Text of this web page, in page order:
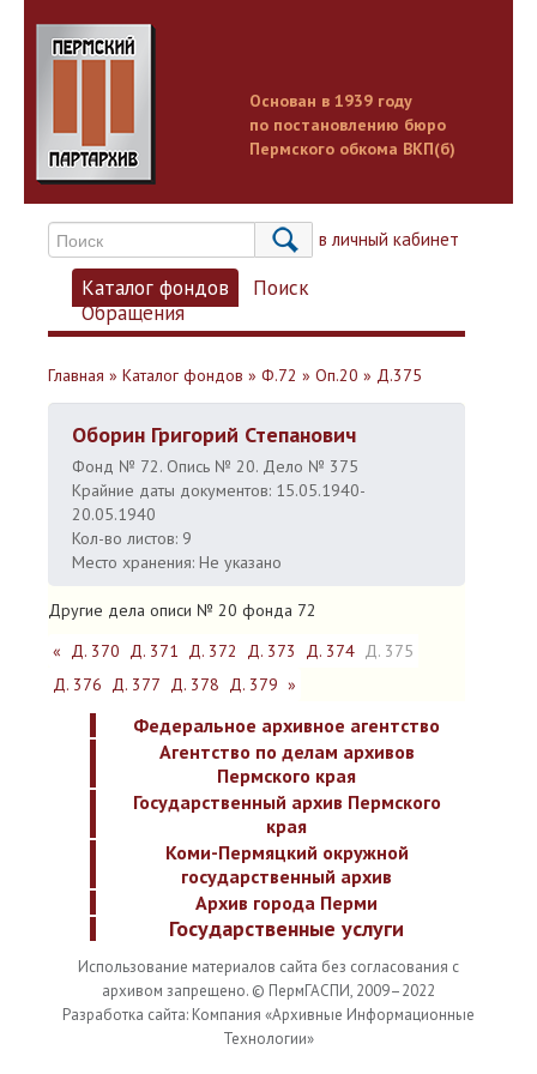
Основан в 1939 году
по постановлению бюро
Пермского обкома ВКП(б)
Вход в личный кабинет
Каталог фондов
Поиск
Обращения
Главная » Каталог фондов » Ф.72 » Оп.20 » Д.375
Оборин Григорий Степанович
Фонд № 72. Опись № 20. Дело № 375
Крайние даты документов: 15.05.1940-
20.05.1940
Кол-во листов: 9
Место хранения: Не указано
Другие дела описи № 20 фонда 72
« Д. 370 Д. 371 Д. 372 Д. 373 Д. 374 Д. 375
Д. 376 Д. 377 Д. 378 Д. 379 »
Федеральное архивное агентство
Агентство по делам архивов
Пермского края
Государственный архив Пермского
края
Коми-Пермяцкий окружной
государственный архив
Архив города Перми
Государственные услуги
Использование материалов сайта без согласования с
архивом запрещено. © ПермГАСПИ, 2009–2022
Разработка сайта: Компания «Архивные Информационные
Технологии»